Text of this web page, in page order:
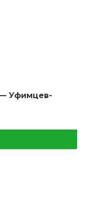
Уфимцев-